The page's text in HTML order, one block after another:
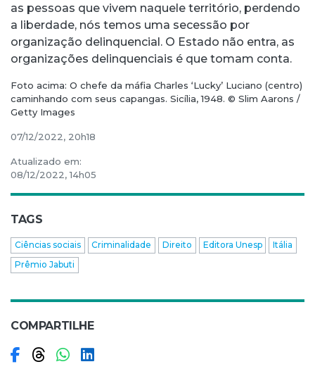
as pessoas que vivem naquele território, perdendo
a liberdade, nós temos uma secessão por
organização delinquencial. O Estado não entra, as
organizações delinquenciais é que tomam conta.
Foto acima: O chefe da máfia Charles ‘Lucky’ Luciano (centro)
caminhando com seus capangas. Sicília, 1948. © Slim Aarons /
Getty Images
07/12/2022, 20h18
Atualizado em:
08/12/2022, 14h05
TAGS
Ciências sociais Criminalidade Direito Editora Unesp
Itália
Prêmio Jabuti
COMPARTILHE
Compartilhar no Facebook
Compartilhar no Threads
Compartilhar no WhatsApp
Compartilhar no LinkedIn